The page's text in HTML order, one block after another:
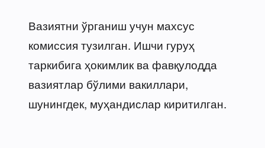
Вазиятни ўрганиш учун махсус
комиссия тузилган. Ишчи гуруҳ
таркибига ҳокимлик ва фавқулодда
вазиятлар бўлими вакиллари,
шунингдек, муҳандислар киритилган.